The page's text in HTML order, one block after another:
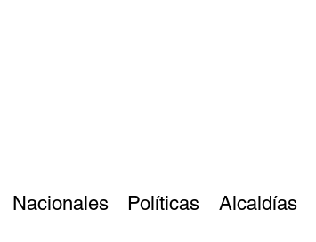
Nacionales Políticas Alcaldías